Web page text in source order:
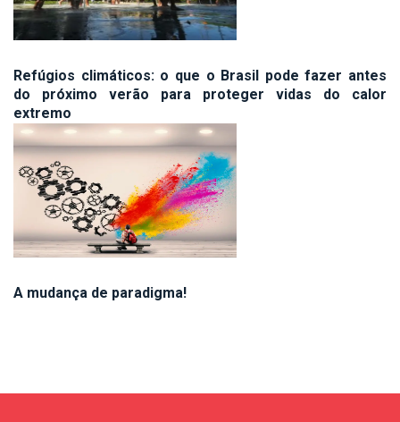
Refúgios climáticos: o que o Brasil pode fazer antes
do próximo verão para proteger vidas do calor
extremo
A mudança de paradigma!